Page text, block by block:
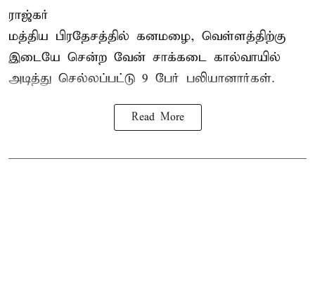
ராஜ்கர்
மத்திய பிரதேசத்தில் கனமழை, வெள்ளத்திற்கு
இடையே சென்ற வேன் சாக்கடை கால்வாயில்
அடித்து செல்லப்பட்டு 9 பேர் பலியானார்கள்.
Read More